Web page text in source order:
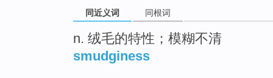
同近义词 同根词
n. 绒毛的特性；模糊不清
smudginess